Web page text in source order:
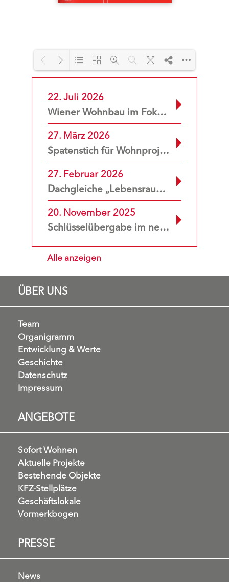
22. Juli 2026
Wiener Wohnbau im Fokus der Deutschen Welle – Sophie 7 mittendrin
27. März 2026
Spatenstich für Wohnprojekt ILDEFONSO in Wien-Favoriten
27. Februar 2026
Dachgleiche „Lebensraum Muthgasse 50“ erreicht
20. November 2025
Schlüsselübergabe im neuen Stadtquartier „Sophie 7“
Alle anzeigen
ÜBER UNS
Team
Organigramm
Entwicklung & Werte
Geschichte
Datenschutz
Impressum
ANGEBOTE
Sofort Wohnen
Aktuelle Projekte
Bestehende Objekte
KFZ-Stellplätze
Geschäftslokale
Vormerkbogen
PRESSE
News